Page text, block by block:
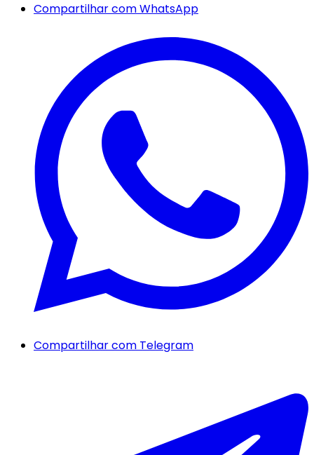
Compartilhar com WhatsApp
Compartilhar com Telegram